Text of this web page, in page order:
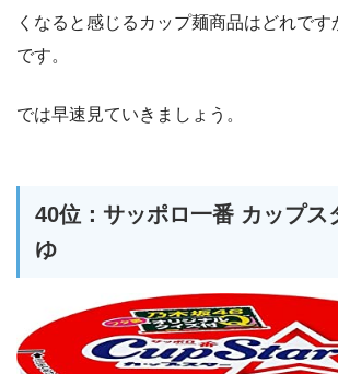
くなると感じるカップ麺商品はどれで
です。
では早速見ていきましょう。
40位：サッポロ一番 カップス
ゆ